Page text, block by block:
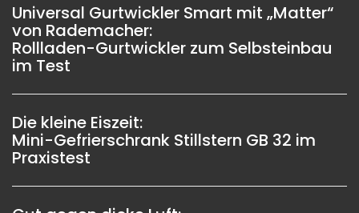
Universal Gurtwickler Smart mit „Matter“
von Rademacher:
Rollladen-Gurtwickler zum Selbsteinbau
im Test
Die kleine Eiszeit:
Mini-Gefrierschrank Stillstern GB 32 im
Praxistest